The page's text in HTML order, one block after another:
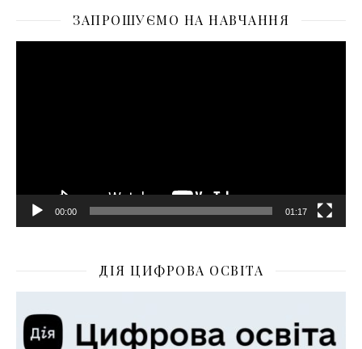
ЗАПРОШУЄМО НА НАВЧАННЯ
00:00 01:17
ДІЯ ЦИФРОВА ОСВІТА